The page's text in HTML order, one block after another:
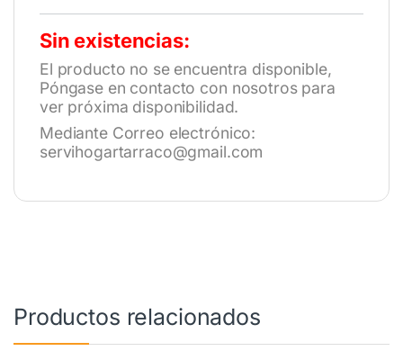
Sin existencias:
El producto no se encuentra disponible,
Póngase en contacto con nosotros para
ver próxima disponibilidad.
Mediante Correo electrónico:
servihogartarraco@gmail.com
Productos relacionados